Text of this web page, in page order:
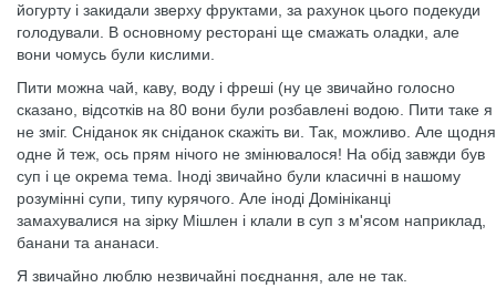
йогурту і закидали зверху фруктами, за рахунок цього подекуди
голодували. В основному ресторані ще смажать оладки, але
вони чомусь були кислими.
Пити можна чай, каву, воду і фреші (ну це звичайно голосно
сказано, відсотків на 80 вони були розбавлені водою. Пити таке я
не зміг. Сніданок як сніданок скажіть ви. Так, можливо. Але щодня
одне й теж, ось прям нічого не змінювалося! На обід завжди був
суп і це окрема тема. Іноді звичайно були класичні в нашому
розумінні супи, типу курячого. Але іноді Домініканці
замахувалися на зірку Мішлен і клали в суп з м'ясом наприклад,
банани та ананаси.
Я звичайно люблю незвичайні поєднання, але не так.